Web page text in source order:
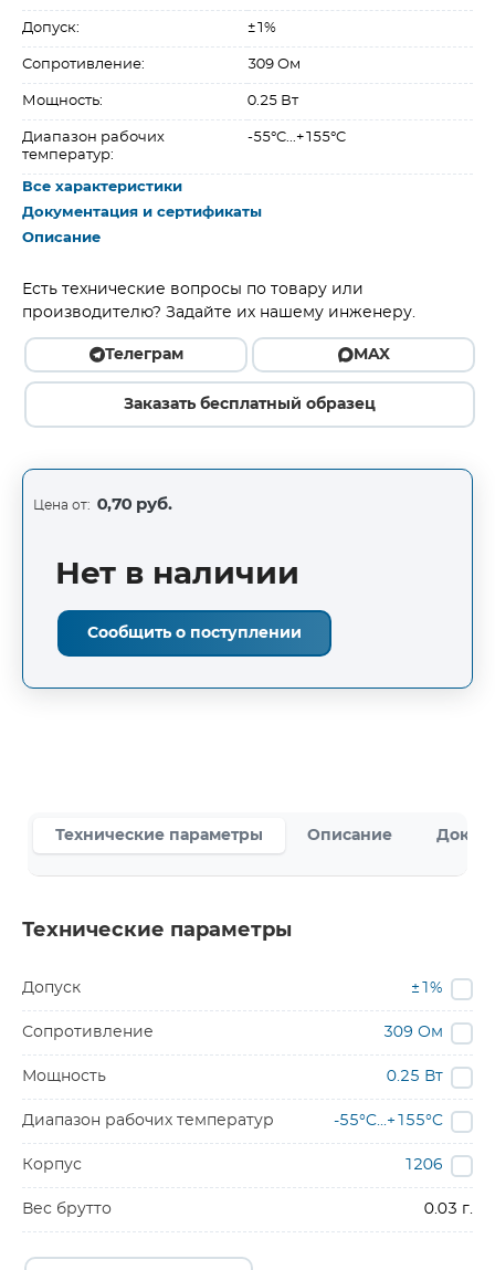
Допуск: ±1%
Сопротивление: 309 Ом
Мощность: 0.25 Вт
Диапазон рабочих
температур:
-55°C...+155°C
Все характеристики
Документация и сертификаты
Описание
Есть технические вопросы по товару или
производителю? Задайте их нашему инженеру.
Телеграм MAX
Заказать бесплатный образец
Цена от: 0,70 руб.
Нет в наличии
Сообщить о поступлении
Технические параметры Описание
Технические параметры
Допуск ±1%
Сопротивление 309 Ом
Мощность 0.25 Вт
Диапазон рабочих температур -55°C...+155°C
Корпус 1206
Вес брутто 0.03 г.